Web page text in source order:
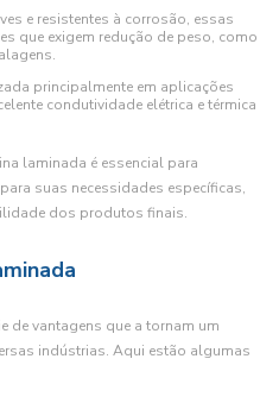
e resistentes à corrosão, essas
que exigem redução de peso, como
principalmente em aplicações
condutividade elétrica e térmica
laminada é essencial para
suas necessidades específicas,
dos produtos finais.
de vantagens que a tornam um
indústrias. Aqui estão algumas